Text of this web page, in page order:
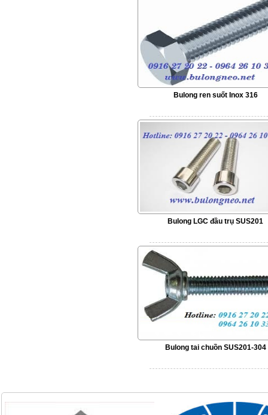
Bulong ren suốt Inox 316
Bulong LGC đầu trụ SUS201
Bulong tai chuồn SUS201-304